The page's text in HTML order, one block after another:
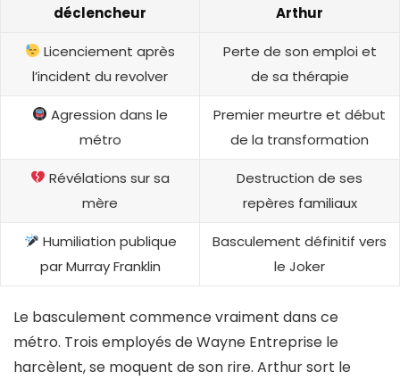
déclencheur
Arthur
Licenciement après
l’incident du revolver
Perte de son emploi et
de sa thérapie
Agression dans le
métro
Premier meurtre et début
de la transformation
Révélations sur sa
mère
Destruction de ses
repères familiaux
Humiliation publique
par Murray Franklin
Basculement définitif vers
le Joker
Le basculement commence vraiment dans ce
métro. Trois employés de Wayne Entreprise le
harcèlent, se moquent de son rire. Arthur sort le